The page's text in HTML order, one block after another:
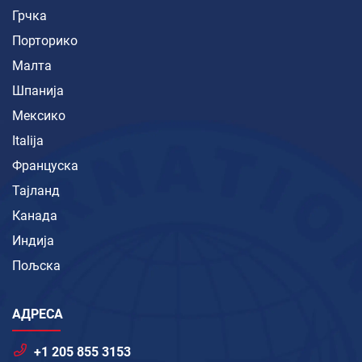
Грчка
Порторико
Малта
Шпанија
Мексико
Italija
Француска
Тајланд
Канада
Индија
Пољска
АДРЕСА
+1 205 855 3153